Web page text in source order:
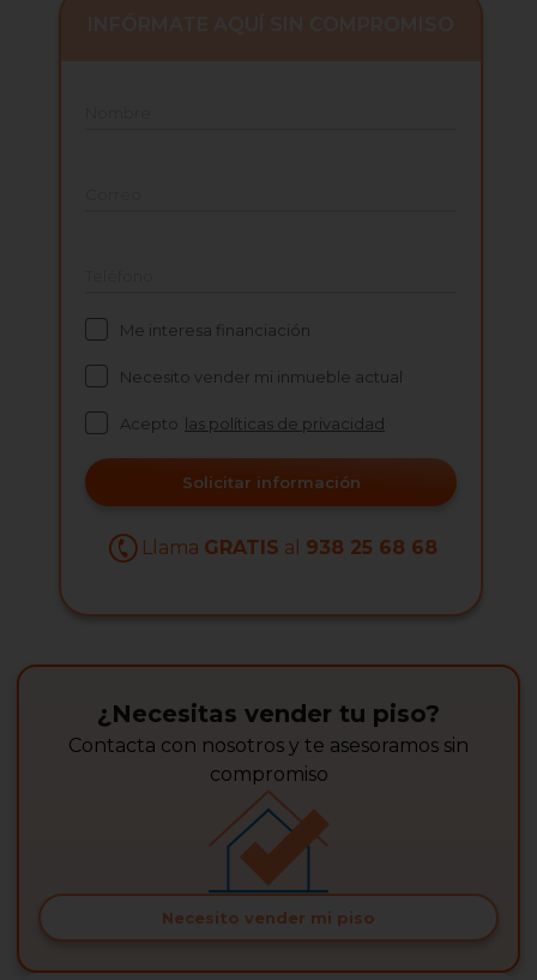
Me interesa financiación
Necesito vender mi inmueble actual
Acepto las políticas de privacidad
Solicitar información
Llama GRATIS al 938 25 68 68
¿Necesitas vender tu piso?
Contacta con nosotros y te asesoramos sin
compromiso
Necesito vender mi piso